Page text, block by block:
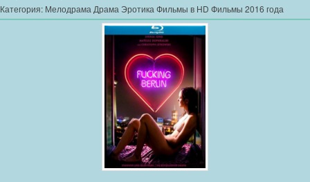
Категория: Мелодрама Драма Эротика Фильмы в HD Фильмы 2016 года